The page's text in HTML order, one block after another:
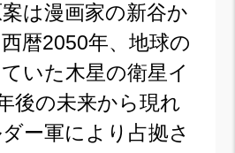
は漫画家の新谷か
暦2050年、地球の
いた木星の衛星イ
後の未来から現れ
ー軍により占拠さ